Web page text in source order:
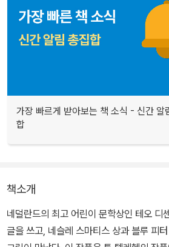
가장 빠르게 받아보는 책 소식 - 신간 알
합
책소개
네덜란드의 최고 어린이 문학상인 테오 디
글을 쓰고, 네슬레 스마티스 상과 블루 피